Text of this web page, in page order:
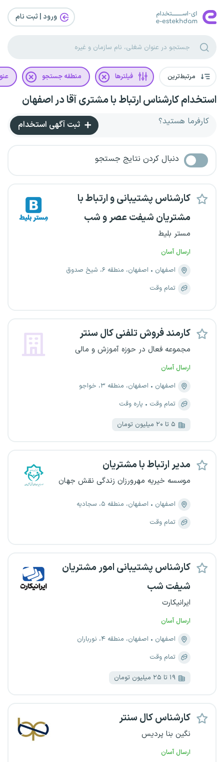
ورود | ثبت‌ نام
مرتبط‌ترین فیلترها منطقه جستجو
استخدام کارشناس ارتباط با مشتری آقا در اصفهان
کارفرما هستید؟ ثبت آگهی استخدام
دنبال کردن نتایج جستجو
کارشناس پشتیبانی و ارتباط با
مشتریان شیفت عصر و شب
مستر بلیط
ارسال آسان
اصفهان
اصفهان، منطقه ۶، شیخ صدوق
تمام وقت
کارمند فروش تلفنی کال سنتر
مجموعه فعال در حوزه آموزش و مالی
ارسال آسان
اصفهان
اصفهان، منطقه ۳، خواجو
تمام وقت
پاره وقت
۵ تا ۲۰ میلیون تومان
مدیر ارتباط با مشتریان
موسسه خیریه مهرورزان زندگی نقش جهان
اصفهان
اصفهان، منطقه ۵، سجادیه
تمام وقت
کارشناس پشتیبانی امور مشتریان
شیفت شب
ایرانیکارت
ارسال آسان
اصفهان
اصفهان، منطقه ۴، نورباران
تمام وقت
۱۹ تا ۲۵ میلیون تومان
کارشناس کال سنتر
نگین بنا پردیس
ارسال آسان